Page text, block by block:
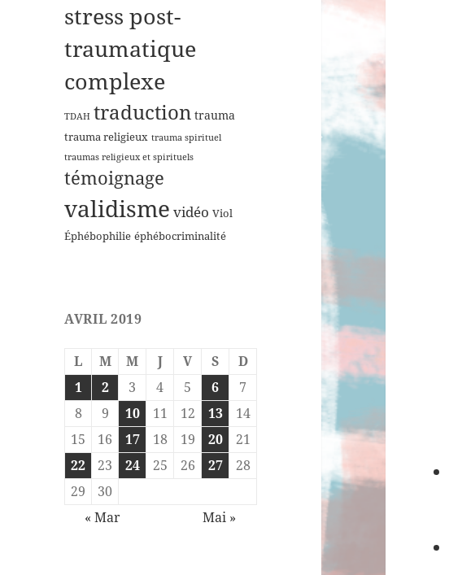
stress post-
traumatique
complexe
TDAH traduction trauma
trauma religieux trauma spirituel
traumas religieux et spirituels
témoignage
validisme vidéo Viol
Éphébophilie éphébocriminalité
AVRIL 2019
L M M J V S
D
1
2 3 4 5 6
7
8
9 10 11 12 13
14
15
16 17 18 19 20
21
22
23 24 25 26 27
28
29
30
« Mar
Mai »